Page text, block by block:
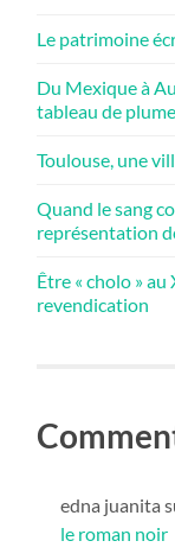
Le patrimoine
Du Mexique à
tableau de
Toulouse, une
Quand le sang
représentation
Être « cholo »
revendication
edna juanita
le roman noir